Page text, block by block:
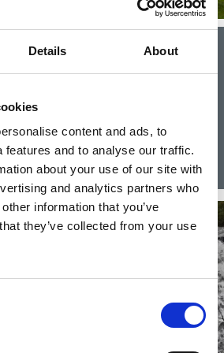
Details About
content and ads, to
features and to analyse our traffic.
about your use of our site with
and analytics partners who
information that you’ve
they’ve collected from your use
fjell=bergsområde. Här finns tio